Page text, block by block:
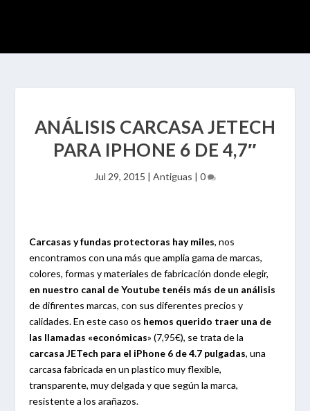
ANÁLISIS CARCASA JETECH
PARA IPHONE 6 DE 4,7″
Jul 29, 2015 | Antiguas | 0
Carcasas y fundas protectoras hay miles, nos
encontramos con una más que amplia gama de marcas,
colores, formas y materiales de fabricación donde elegir,
en nuestro canal de Youtube tenéis más de un análisis
de difirentes marcas, con sus diferentes precios y
calidades. En este caso os hemos querido traer una de
las llamadas «económicas» (7,95€), se trata de la
carcasa JETech para el iPhone 6 de 4.7 pulgadas, una
carcasa fabricada en un plastico muy flexible,
transparente, muy delgada y que según la marca,
resistente a los arañazos.